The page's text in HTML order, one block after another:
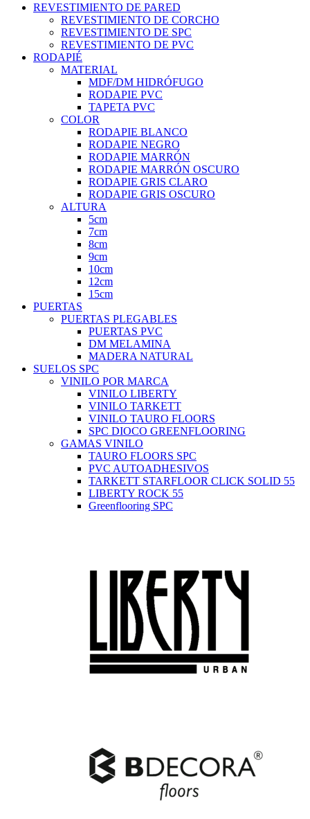
REVESTIMIENTO DE PARED
REVESTIMIENTO DE CORCHO
REVESTIMIENTO DE SPC
REVESTIMIENTO DE PVC
RODAPIÉ
MATERIAL
MDF/DM HIDRÓFUGO
RODAPIE PVC
TAPETA PVC
COLOR
RODAPIE BLANCO
RODAPIE NEGRO
RODAPIE MARRÓN
RODAPIE MARRÓN OSCURO
RODAPIE GRIS CLARO
RODAPIE GRIS OSCURO
ALTURA
5cm
7cm
8cm
9cm
10cm
12cm
15cm
PUERTAS
PUERTAS PLEGABLES
PUERTAS PVC
DM MELAMINA
MADERA NATURAL
SUELOS SPC
VINILO POR MARCA
VINILO LIBERTY
VINILO TARKETT
VINILO TAURO FLOORS
SPC DIOCO GREENFLOORING
GAMAS VINILO
TAURO FLOORS SPC
PVC AUTOADHESIVOS
TARKETT STARFLOOR CLICK SOLID 55
LIBERTY ROCK 55
Greenflooring SPC